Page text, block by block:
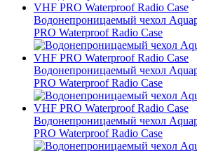
Водонепроницаемый чехол
PRO Waterproof Radio Case
Водонепроницаемый чехол
PRO Waterproof Radio Case
Водонепроницаемый чехол
PRO Waterproof Radio Case